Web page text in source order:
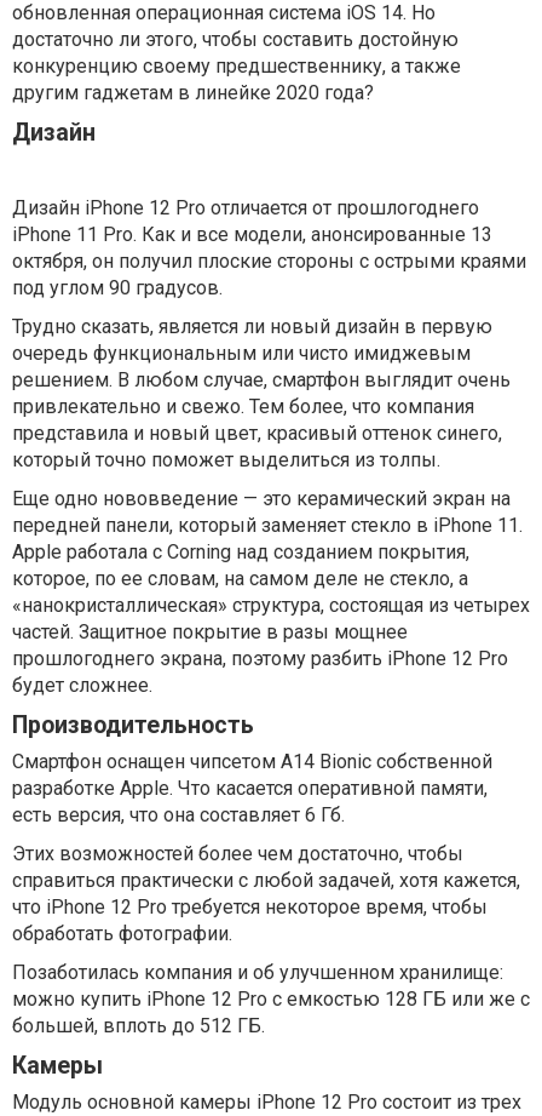
обновленная операционная система iOS 14. Но
достаточно ли этого, чтобы составить достойную
конкуренцию своему предшественнику, а также
другим гаджетам в линейке 2020 года?
Дизайн
Дизайн iPhone 12 Pro отличается от прошлогоднего
iPhone 11 Pro. Как и все модели, анонсированные 13
октября, он получил плоские стороны с острыми краями
под углом 90 градусов.
Трудно сказать, является ли новый дизайн в первую
очередь функциональным или чисто имиджевым
решением. В любом случае, смартфон выглядит очень
привлекательно и свежо. Тем более, что компания
представила и новый цвет, красивый оттенок синего,
который точно поможет выделиться из толпы.
Еще одно нововведение — это керамический экран на
передней панели, который заменяет стекло в iPhone 11.
Apple работала с Corning над созданием покрытия,
которое, по ее словам, на самом деле не стекло, а
«нанокристаллическая» структура, состоящая из четырех
частей. Защитное покрытие в разы мощнее
прошлогоднего экрана, поэтому разбить iPhone 12 Pro
будет сложнее.
Производительность
Смартфон оснащен чипсетом A14 Bionic собственной
разработке Apple. Что касается оперативной памяти,
есть версия, что она составляет 6 Гб.
Этих возможностей более чем достаточно, чтобы
справиться практически с любой задачей, хотя кажется,
что iPhone 12 Pro требуется некоторое время, чтобы
обработать фотографии.
Позаботилась компания и об улучшенном хранилище:
можно купить iPhone 12 Pro с емкостью 128 ГБ или же с
большей, вплоть до 512 ГБ.
Камеры
Модуль основной камеры iPhone 12 Pro состоит из трех